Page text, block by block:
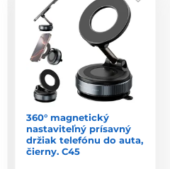
360° magnetický
nastaviteľný prísavný
držiak telefónu do auta,
čierny. C45